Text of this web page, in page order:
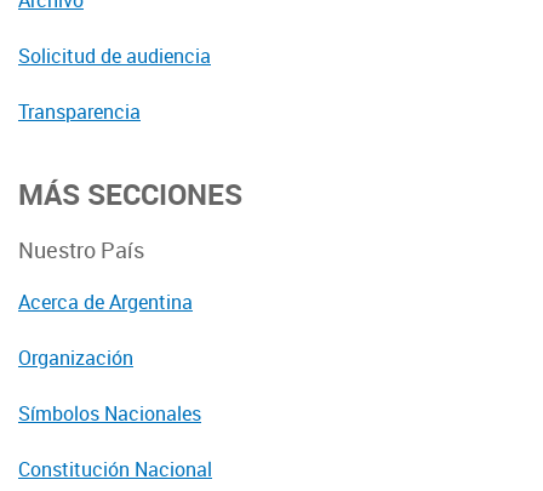
Solicitud de audiencia
Transparencia
MÁS SECCIONES
Nuestro País
Acerca de Argentina
Organización
Símbolos Nacionales
Constitución Nacional